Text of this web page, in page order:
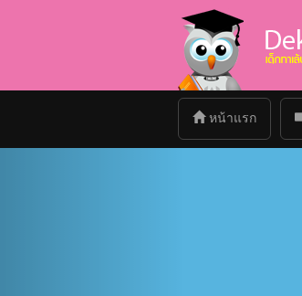
หน้าแรก(current)